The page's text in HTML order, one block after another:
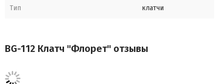
Тип клатчи
BG-112 Клатч "Флорет" отзывы